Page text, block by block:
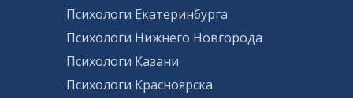
Психологи Екатеринбурга
Психологи Нижнего Новгорода
Психологи Казани
Психологи Красноярска